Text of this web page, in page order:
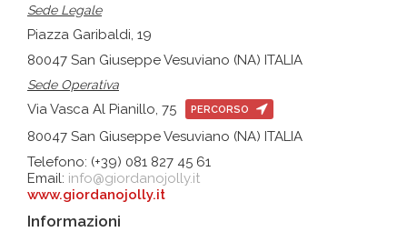
Sede Legale
Piazza Garibaldi, 19
80047 San Giuseppe Vesuviano (NA) ITALIA
Sede Operativa
Via Vasca Al Pianillo, 75 PERCORSO
80047 San Giuseppe Vesuviano (NA) ITALIA
Telefono: (+39) 081 827 45 61
Email: info@giordanojolly.it
www.giordanojolly.it
Informazioni